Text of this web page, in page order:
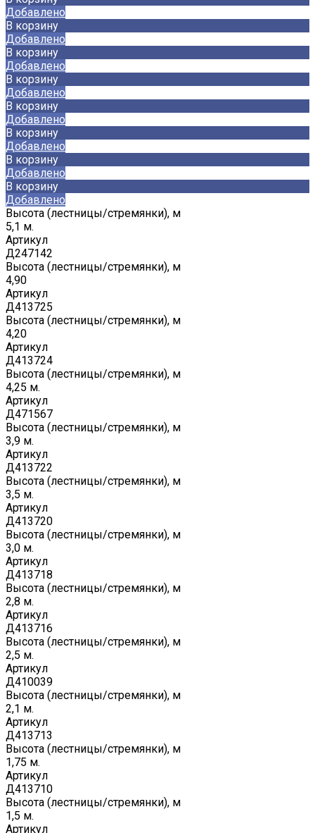
Добавлено
В корзину
Добавлено
В корзину
Добавлено
В корзину
Добавлено
В корзину
Добавлено
В корзину
Добавлено
В корзину
Добавлено
В корзину
Добавлено
Высота (лестницы/стремянки), м
5,1 м.
Артикул
Д247142
Высота (лестницы/стремянки), м
4,90
Артикул
Д413725
Высота (лестницы/стремянки), м
4,20
Артикул
Д413724
Высота (лестницы/стремянки), м
4,25 м.
Артикул
Д471567
Высота (лестницы/стремянки), м
3,9 м.
Артикул
Д413722
Высота (лестницы/стремянки), м
3,5 м.
Артикул
Д413720
Высота (лестницы/стремянки), м
3,0 м.
Артикул
Д413718
Высота (лестницы/стремянки), м
2,8 м.
Артикул
Д413716
Высота (лестницы/стремянки), м
2,5 м.
Артикул
Д410039
Высота (лестницы/стремянки), м
2,1 м.
Артикул
Д413713
Высота (лестницы/стремянки), м
1,75 м.
Артикул
Д413710
Высота (лестницы/стремянки), м
1,5 м.
Артикул